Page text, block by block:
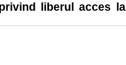
liberul acces la